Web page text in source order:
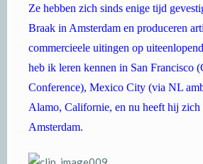
Ze hebben zich sinds enige tijd
Braak in Amsterdam en produceren
commercieele uitingen op
heb ik leren kennen in San Francisco
Conference), Mexico City (via NL
Alamo, Californie, en nu heeft hij zich
Amsterdam.